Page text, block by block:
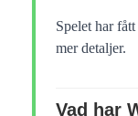
Spelet har
mer detaljer.
Vad har